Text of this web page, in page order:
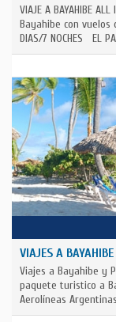
VIAJE A BAYAHIBE
Bayahibe con vuelos
DIAS/7 NOCHES EL
VIAJES A
Viajes a Bayahibe y
paquete turistico a
Aerolíneas